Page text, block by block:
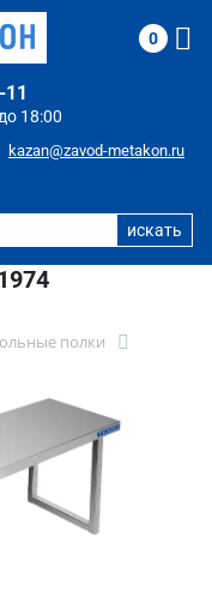
18:00
kazan@zavod-metakon.ru
0
полки